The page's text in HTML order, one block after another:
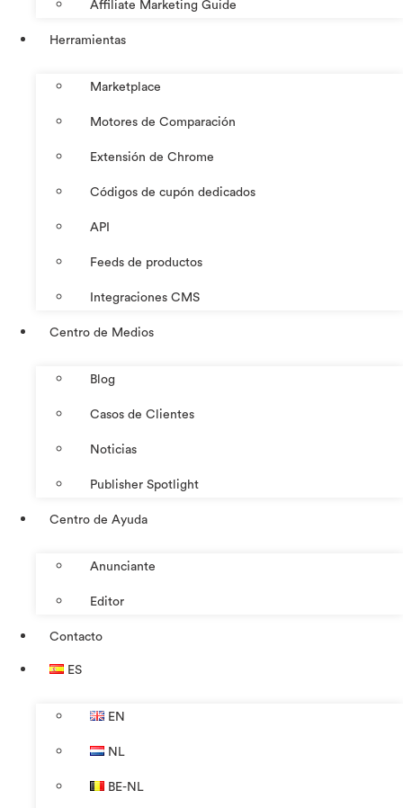
Affiliate Marketing Guide
Herramientas
Marketplace
Motores de Comparación
Extensión de Chrome
Códigos de cupón dedicados
API
Feeds de productos
Integraciones CMS
Centro de Medios
Blog
Casos de Clientes
Noticias
Publisher Spotlight
Centro de Ayuda
Anunciante
Editor
Contacto
ES
EN
NL
BE-NL